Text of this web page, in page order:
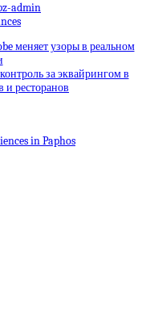
admin
меняет узоры в реальном
за эквайрингом в
ресторанов
in Paphos